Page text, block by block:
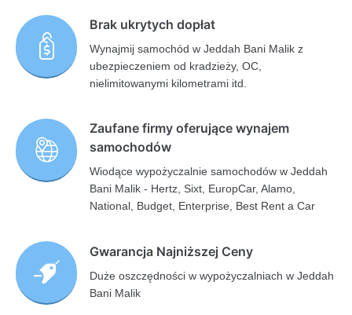
Brak ukrytych dopłat
Wynajmij samochód w Jeddah Bani Malik z
ubezpieczeniem od kradzieży, OC,
nielimitowanymi kilometrami itd.
Zaufane firmy oferujące wynajem
samochodów
Wiodące wypożyczalnie samochodów w Jeddah
Bani Malik - Hertz, Sixt, EuropCar, Alamo,
National, Budget, Enterprise, Best Rent a Car
Gwarancja Najniższej Ceny
Duże oszczędności w wypożyczalniach w Jeddah
Bani Malik